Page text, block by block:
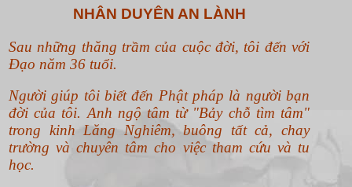
NHÂN DUYÊN AN LÀNH
Sau những thăng trầm của cuộc đời, tôi đến với
Đạo năm 36 tuổi.
Người giúp tôi biết đến Phật pháp là người bạn
đời của tôi. Anh ngộ tâm từ "Bảy chỗ tìm tâm"
trong kinh Lăng Nghiêm, buông tất cả, chay
trường và chuyên tâm cho việc tham cứu và tu
học.